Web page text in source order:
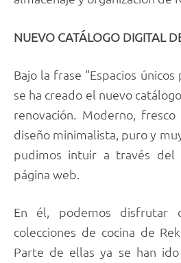
NUEVO CATÁLOGO DIGITAL
Bajo la frase “Espacios únicos
se ha creado el nuevo
renovación. Moderno,
diseño minimalista, puro y
pudimos intuir a través del
página web.
En él, podemos disfrutar
colecciones de cocina de
Parte de ellas ya se han